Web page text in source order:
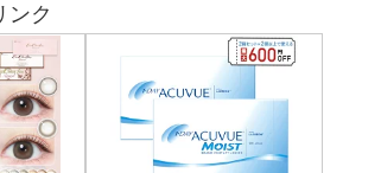
ンク